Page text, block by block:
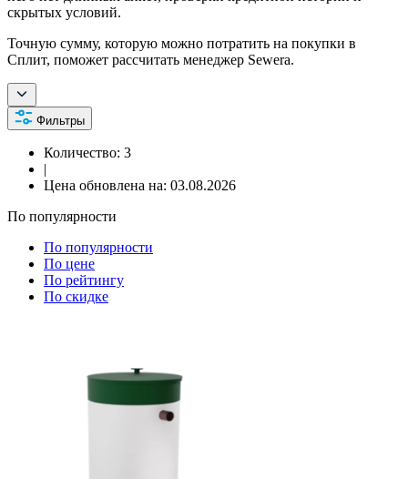
скрытых условий.
Точную сумму, которую можно потратить на покупки в
Сплит, поможет рассчитать менеджер Sewera.
Фильтры
Количество: 3
|
Цена обновлена на: 03.08.2026
По популярности
По популярности
По цене
По рейтингу
По скидке